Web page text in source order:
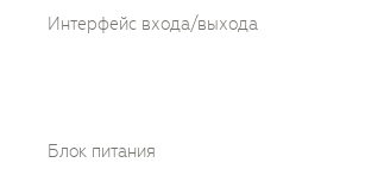
Интерфейс входа/выхода
Блок питания